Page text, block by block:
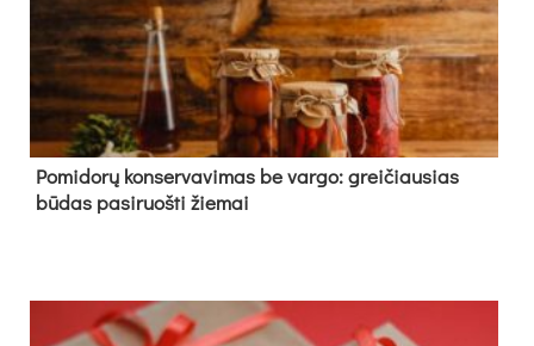
Pomidorų konservavimas be vargo: greičiausias
būdas pasiruošti žiemai